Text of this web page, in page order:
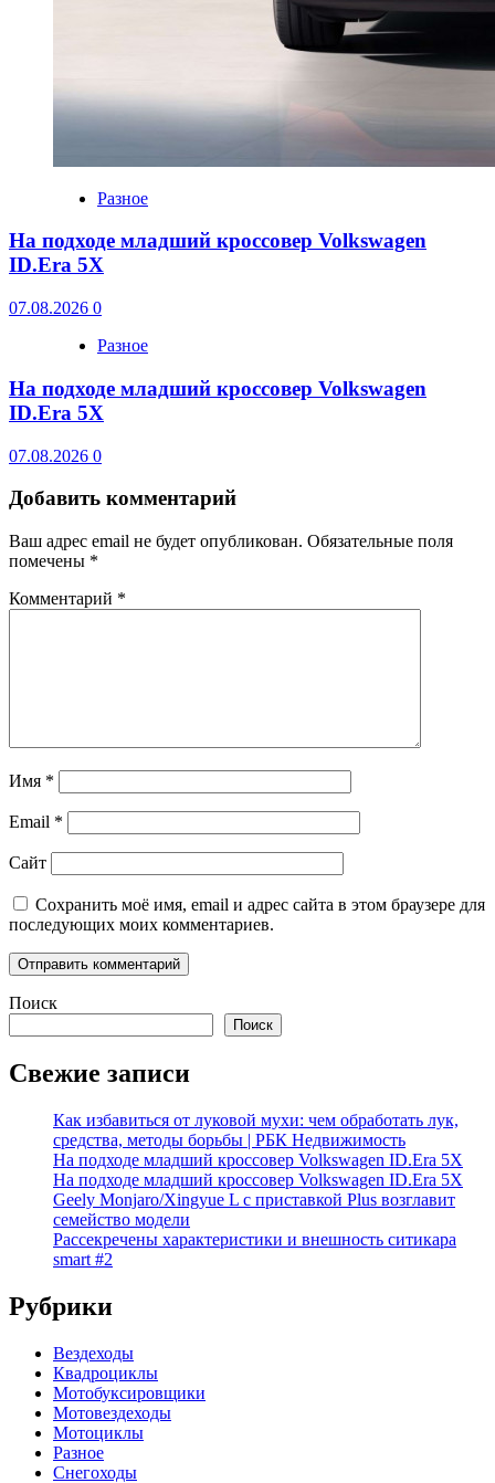
Разное
На подходе младший кроссовер Volkswagen
ID.Era 5X
07.08.2026 0
Разное
На подходе младший кроссовер Volkswagen
ID.Era 5X
07.08.2026 0
Добавить комментарий
Ваш адрес email не будет опубликован. Обязательные поля
помечены *
Комментарий *
Имя *
Email *
Сайт
Сохранить моё имя, email и адрес сайта в этом браузере для
последующих моих комментариев.
Поиск
Поиск
Свежие записи
Как избавиться от луковой мухи: чем обработать лук,
средства, методы борьбы | РБК Недвижимость
На подходе младший кроссовер Volkswagen ID.Era 5X
На подходе младший кроссовер Volkswagen ID.Era 5X
Geely Monjaro/Xingyue L с приставкой Plus возглавит
семейство модели
Рассекречены характеристики и внешность ситикара
smart #2
Рубрики
Вездеходы
Квадроциклы
Мотобуксировщики
Мотовездеходы
Мотоциклы
Разное
Снегоходы